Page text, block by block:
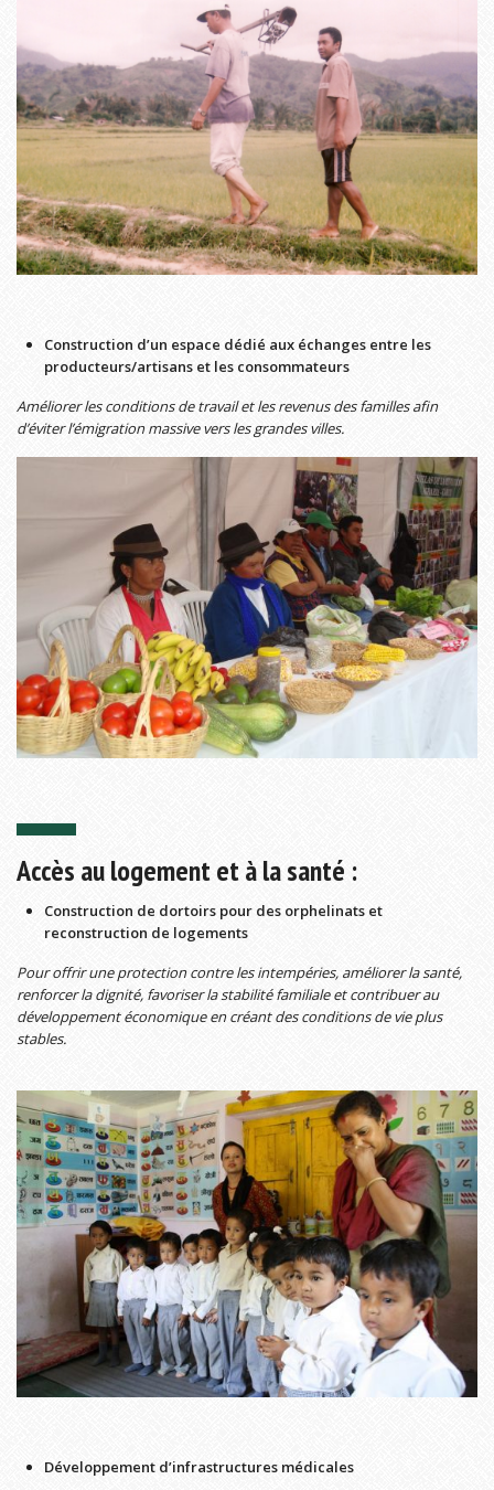
Construction d’un espace dédié aux échanges entre les
producteurs/artisans et les consommateurs
Améliorer les conditions de travail et les revenus des familles afin
d’éviter l’émigration massive vers les grandes villes.
Accès au logement et à la santé :
Construction de dortoirs pour des orphelinats et
reconstruction de logements
Pour offrir une protection contre les intempéries, améliorer la santé,
renforcer la dignité, favoriser la stabilité familiale et contribuer au
développement économique en créant des conditions de vie plus
stables.
Développement d’infrastructures médicales